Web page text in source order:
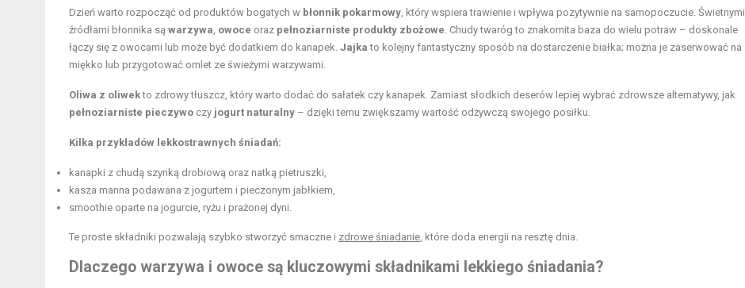
Dzień warto rozpocząć od produktów bogatych w błonnik pokarmowy, który wspiera trawienie i wpływa pozytywnie na samopoczucie. Świetnymi
źródłami błonnika są warzywa, owoce oraz pełnoziarniste produkty zbożowe. Chudy twaróg to znakomita baza do wielu potraw – doskonale
łączy się z owocami lub może być dodatkiem do kanapek. Jajka to kolejny fantastyczny sposób na dostarczenie białka; można je zaserwować na
miękko lub przygotować omlet ze świeżymi warzywami.
Oliwa z oliwekto zdrowy tłuszcz, który warto dodać do sałatek czy kanapek. Zamiast słodkich deserów lepiej wybrać zdrowsze alternatywy, jak
pełnoziarniste pieczywo czy jogurt naturalny – dzięki temu zwiększamy wartość odżywczą swojego posiłku.
Kilka przykładów lekkostrawnych śniadań:
kanapki z chudą szynką drobiową oraz natką pietruszki,
kasza manna podawana z jogurtem i pieczonym jabłkiem,
smoothie oparte na jogurcie, ryżu i prażonej dyni.
Te proste składniki pozwalają szybko stworzyć smaczne i zdrowe śniadanie, które doda energii na resztę dnia.
Dlaczego warzywa i owoce są kluczowymi składnikami lekkiego śniadania?